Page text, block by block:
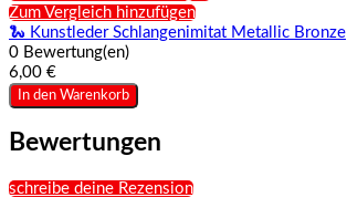
Zum Vergleich hinzufügen
🐍 Kunstleder Schlangenimitat Metallic Bronze
0 Bewertung(en)
6,00 €
In den Warenkorb
Bewertungen
schreibe deine Rezension